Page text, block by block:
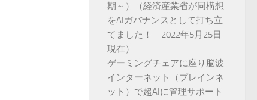
期～）（経済産業省が同構想
をAIガバナンスとして打ち立
てました！ 2022年5月25日
現在）
ゲーミングチェアに座り脳波
インターネット（ブレインネ
ット）で超AIに管理サポート